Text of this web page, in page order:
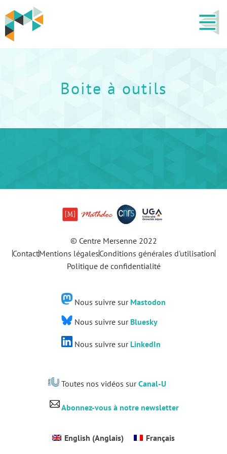
Boite à outils
© Centre Mersenne 2022
ContactMentions légalesConditions générales d'utilisation
Politique de confidentialité
Nous suivre sur Mastodon
Nous suivre sur Bluesky
Nous suivre sur LinkedIn
Toutes nos vidéos surCanal-U
Abonnez-vous à notre newsletter
English (Anglais) Français